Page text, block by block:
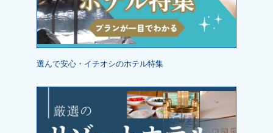
選んで安心・イチオシのホテル特集